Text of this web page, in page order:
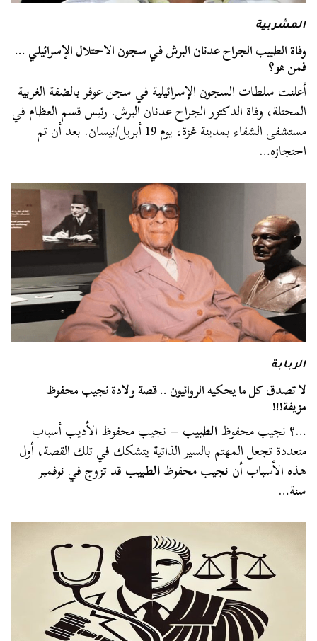
المشربية
وفاة الطبيب الجراح عدنان البرش في سجون الاحتلال الإسرائيلي …
فمن هو؟
أعلنت سلطات السجون الإسرائيلية في سجن عوفر بالضفة الغربية
المحتلة، وفاة الدكتور الجراح عدنان البرش. رئيس قسم العظام في
مستشفى الشفاء بمدينة غزة، يوم 19 أبريل/نيسان. بعد أن تم
احتجازه…
الربابة
لا تصدق كل ما يحكيه الروائيون .. قصة ولادة نجيب محفوظ
مزيفة!!!
…؟ نجيب محفوظالطبيب– نجيب محفوظ الأديب أسباب
متعددة تجعل المهتم بالسير الذاتية يتشكك في تلك القصة، أول
هذه الأسباب أن نجيب محفوظالطبيبقد تزوج في نوفمبر
سنة…